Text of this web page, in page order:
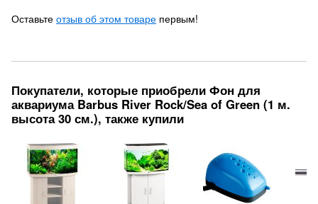
Оставьте отзыв об этом товаре первым!
Покупатели, которые приобрели Фон для
аквариума Barbus River Rock/Sea of Green (1 м.
высота 30 см.), также купили